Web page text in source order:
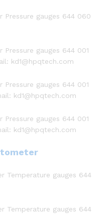
gauges 644 060
gauges 644 001
kd1@hpqtech.com
gauges 644 001
kd1@hpqtech.com
gauges 644 001
kd1@hpqtech.com
Temperature gauges 644
Temperature gauges 644